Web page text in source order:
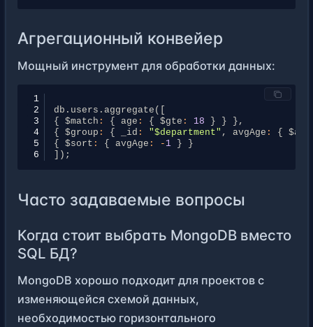
Агрегационный конвейер
Мощный инструмент для обработки данных:
1
2
db . users . aggregate ([
3
{ $match : { age : { $gte : 18 } }
},
4
{ $group : { _id : "$department" , avgAge : { $avg
5
{ $sort : { avgAge : - 1 }
}
6
]);
Часто задаваемые вопросы
Когда стоит выбрать MongoDB вместо
SQL БД?
MongoDB хорошо подходит для проектов с
изменяющейся схемой данных,
необходимостью горизонтального